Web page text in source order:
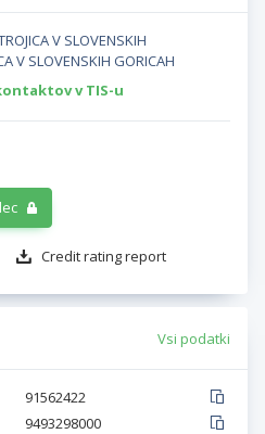
V SLOVENSKIH
V SLOVENSKIH GORICAH
v TIS-u
Credit rating report
Vsi podatki
91562422
9493298000